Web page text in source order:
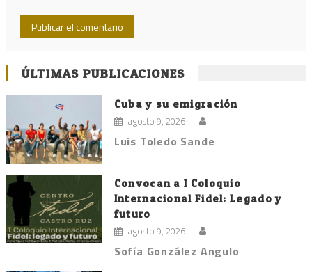
ÚLTIMAS PUBLICACIONES
Cuba y su emigración
agosto 9, 2026
Luis Toledo Sande
Convocan a I Coloquio
Internacional Fidel: Legado y
futuro
agosto 9, 2026
Sofía González Angulo